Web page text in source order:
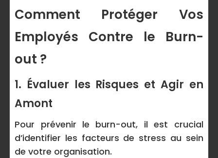
Comment Protéger Vos
Employés Contre le Burn-
out ?
1. Évaluer les Risques et Agir en
Amont
Pour prévenir le burn-out, il est crucial
d’identifier les facteurs de stress au sein
de votre organisation.